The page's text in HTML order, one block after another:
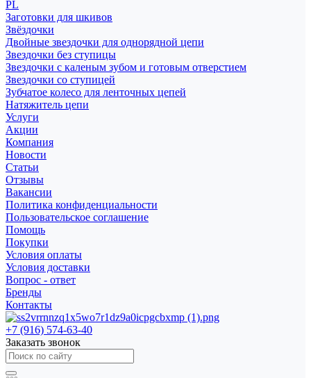
PL
Заготовки для шкивов
Звёздочки
Двойные звездочки для однорядной цепи
Звездочки без ступицы
Звездочки с каленым зубом и готовым отверстием
Звездочки со ступицей
Зубчатое колесо для ленточных цепей
Натяжитель цепи
Услуги
Акции
Компания
Новости
Статьи
Отзывы
Вакансии
Политика конфиденциальности
Пользовательское соглашение
Помощь
Покупки
Условия оплаты
Условия доставки
Вопрос - ответ
Бренды
Контакты
+7 (916) 574-63-40
Заказать звонок